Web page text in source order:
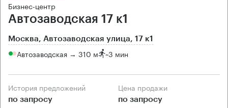
Бизнес-центр
Автозаводская 17 к1
Москва, Автозаводская улица, 17 к1
Автозаводская → 310 м ~3 мин
История предложений
по запросу
Цена продажи
по запросу